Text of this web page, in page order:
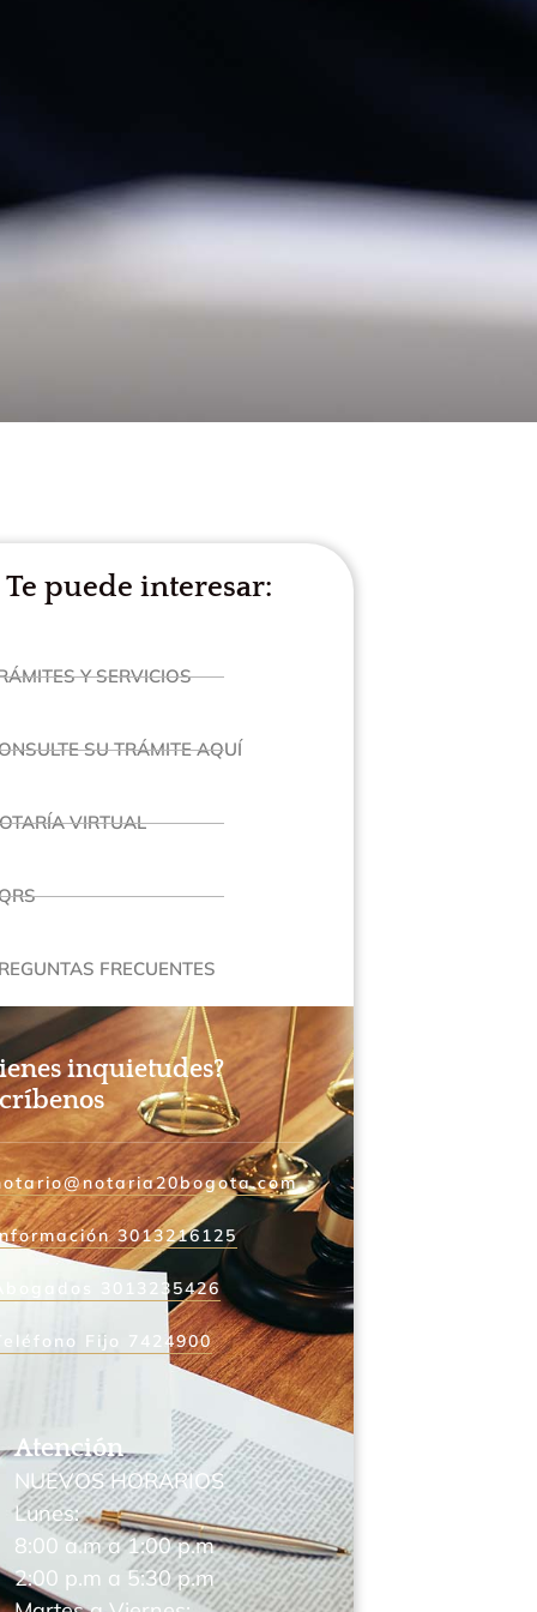
Te puede interesar:
Y SERVICIOS
SU TRÁMITE AQUÍ
VIRTUAL
FRECUENTES
inquietudes?
3013216125
3013235426
Fijo 7424900
Atención
NUEVOS HORARIOS
Lunes:
8:00 a.m a 1:00 p.m
2:00 p.m a 5:30 p.m